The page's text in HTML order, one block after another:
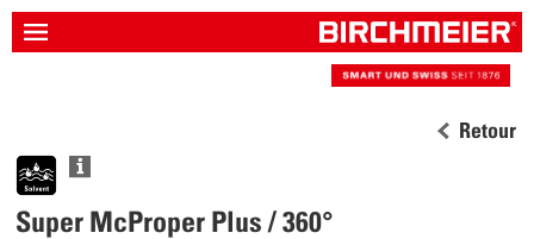
Retour
Super McProper Plus / 360°